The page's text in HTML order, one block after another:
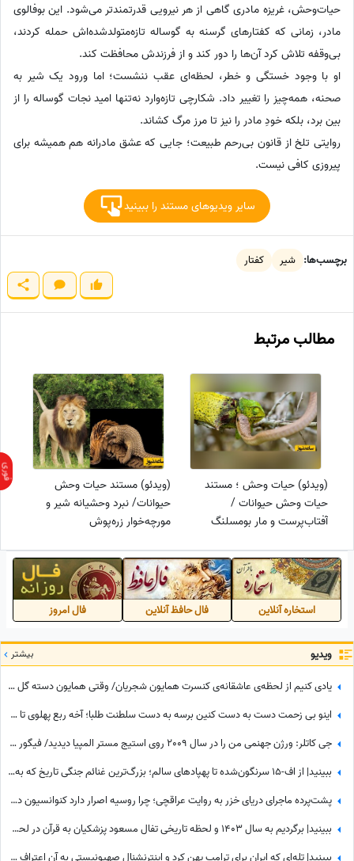
حیات‌وحش، غریزه مادری گاهی از هر نیرویی قدرتمندتر می‌شود. این بوفالوی
مادر، زمانی که کفتارهای گرسنه به گوساله تازه‌متولدشده‌اش حمله کردند،
بی‌وقفه تلاش کرد آن‌ها را دور کند و از فرزندش محافظت کند.
او با وجود خستگی و خطر، لحظه‌ای عقب ننشست؛ اما ورود یک شیر به
صحنه، همه‌چیز را تغییر داد. شکارچی تازه‌وارد نه‌تنها امید نجات گوساله را از
بین برد، بلکه خودِ مادر را نیز تا مرز مرگ کشاند.
روایتی تلخ از قانون بی‌رحم طبیعت؛ جایی که عشق مادرانه هم همیشه برای
پیروزی کافی نیست.
سایر ویدیوهای مستند را ببینید
برچسب‌ها: شیر کفتار
مطالب مرتبط
(ویدئو) حیات وحش ؛ مستند
حیات وحش حیوانات /
آفتاب‌پرست و مار بومسلنگ
(ویدئو) مستند حیات وحش
حیوانات/ نبرد وحشیانه شیر و
مورچه‌خوار زره‌پوش
استخاره آنلاین فال حافظ آنلاین فال امروز
ویدیو بیشتر
یادی کنیم از لحظه‌ی عاشقانه‌ی کنسرت همایون شجریان/ وقتی همایون دسته گل زیبایی رو تقدیم میکنه به سحر دولت‌شاهی/ چه تیپ مینیمال و شیکی زده سحر خانم!
اینو بی زحمت دست به دست کنین برسه به دست سلطنت طلبا؛ آخه ربع پهلوی تا حالا توی دعوای محله‌ای هم شرکت نکرده که آرزوی این چنینی براش دارید!+ویدیو
جی کاتلر: ورژن جهنمی من را در سال 2009 روی استیج مستر المپیا دیدید/ فیگور چهارسرپای من تکرارنشدنی است +فیلم
ببینید| از اف-15 سرنگون‌شده تا پهپادهای سالم؛ بزرگ‌ترین غنائم جنگی تاریخ که به دست ایران رسید!
پشت‌پرده ماجرای دریای خزر به روایت عراقچی؛ چرا روسیه اصرار دارد کنوانسیون دریای خزر زودتر اجرا شود؟
ببینید| برگردیم به سال 1403 و لحظه تاریخی تفال مسعود پزشکیان به قرآن در لحظه ورود به ریاست جمهوری؛ نمایش آیات در حضور مخبر و پدر داماد رهبر شهید انقلاب
ببینید| تله‌ای که ایران برای ترامپ پهن کرد و اینترنشنالِ صهیونیستی به آن اعتراف کرد!